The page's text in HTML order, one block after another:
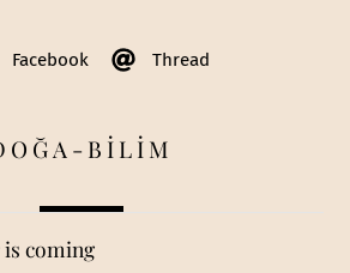
Facebook Thread
BİLİM
coming